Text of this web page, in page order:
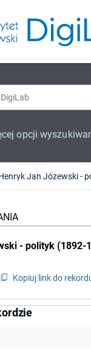
opcji
Jan Józewski -
- polityk (1892-
Kopiuj link do